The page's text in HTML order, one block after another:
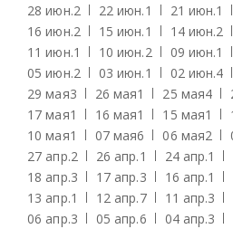
28 июн.2 22 июн.1 21 июн.1
16 июн.2 15 июн.1 14 июн.2
11 июн.1 10 июн.2 09 июн.1
05 июн.2 03 июн.1 02 июн.4
29 мая3 26 мая1 25 мая4
17 мая1 16 мая1 15 мая1
10 мая1 07 мая6 06 мая2
27 апр.2 26 апр.1 24 апр.1
18 апр.3 17 апр.3 16 апр.1
13 апр.1 12 апр.7 11 апр.3
06 апр.3 05 апр.6 04 апр.3